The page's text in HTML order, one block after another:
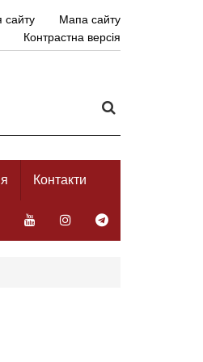
сайту
Мапа сайту
Контрастна версія
Контакти